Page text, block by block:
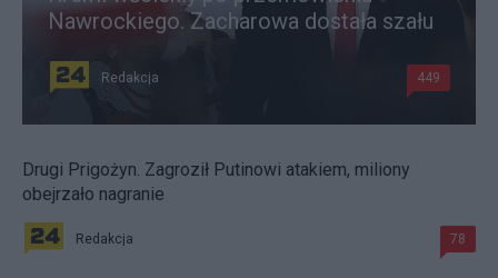
Nawrockiego. Zacharowa dostała szału
Redakcja 449
Drugi Prigożyn. Zagroził Putinowi atakiem, miliony
obejrzało nagranie
Redakcja 78